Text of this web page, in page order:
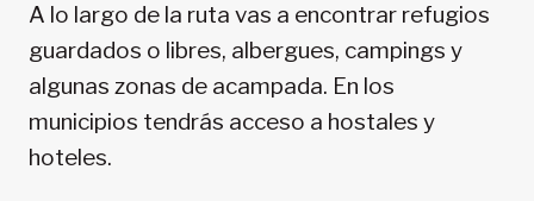
A lo largo de la ruta vas a encontrar refugios
guardados o libres, albergues, campings y
algunas zonas de acampada. En los
municipios tendrás acceso a hostales y
hoteles.